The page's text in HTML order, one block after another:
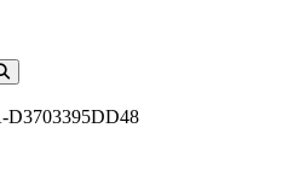
D3703395DD48